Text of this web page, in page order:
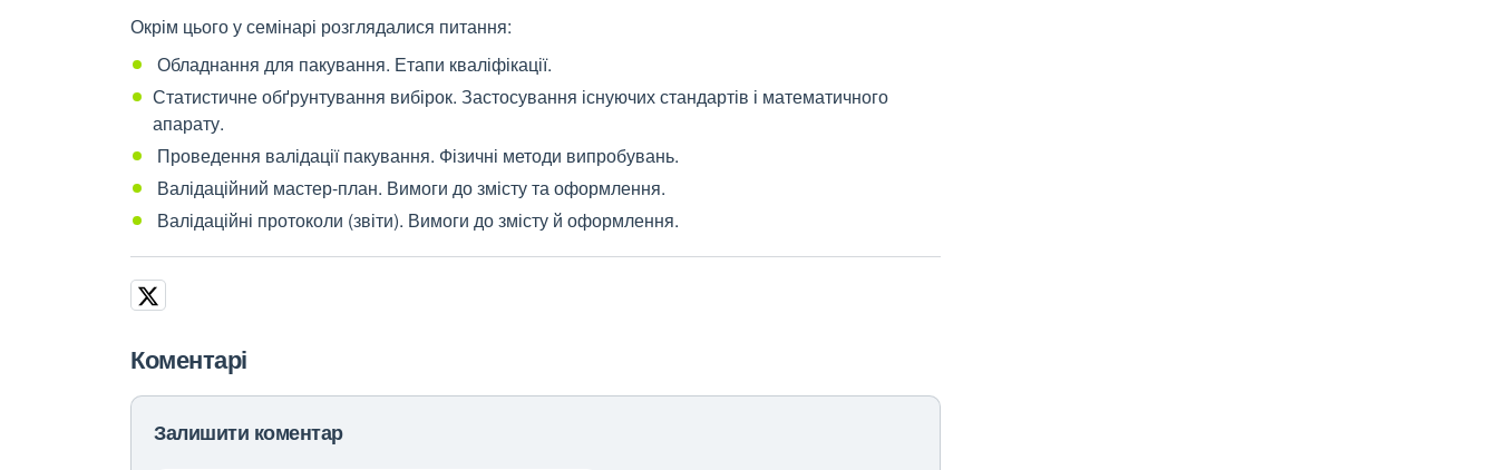
Окрім цього у семінарі розглядалися питання:
Обладнання для пакування. Етапи кваліфікації.
Статистичне обґрунтування вибірок. Застосування існуючих стандартів і математичного
апарату.
Проведення валідації пакування. Фізичні методи випробувань.
Валідаційний мастер-план. Вимоги до змісту та оформлення.
Валідаційні протоколи (звіти). Вимоги до змісту й оформлення.
Коментарі
Залишити коментар